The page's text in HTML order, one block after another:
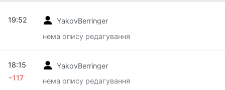
YakovBerringer
нема опису редагування
19:52
YakovBerringer
нема опису редагування
18:15
−117